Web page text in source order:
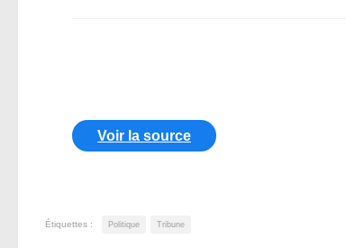
Voir la source
Étiquettes : Politique Tribune